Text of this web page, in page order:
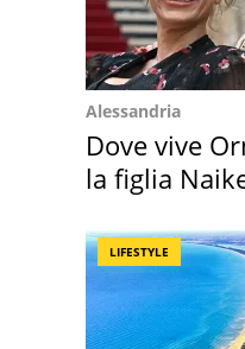
Alessandria
Dove vive
la figlia
LIFESTYLE